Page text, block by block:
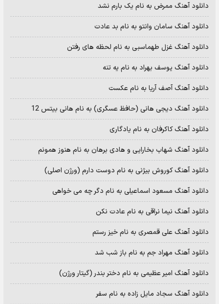
دانلود آهنگ ممرض به نام یک بارم نشد
دانلود آهنگ سامان وانتو به نام بد عادت
دانلود آهنگ غزل طهماسبی به نام لحظه های رفتن
دانلود آهنگ یوسف بهراد به نام یه تنه
دانلود آهنگ آصف آریا به نام عکست
دانلود آهنگ دیجی هانی (حافظ عسگری) به نام هانی بیتس 12
دانلود آهنگ کاکرفان به نام یادگاری
دانلود آهنگ شهاب بخارایی و هادی برهان به نام هنوز همونم
دانلود آهنگ کوروش بیژنی به نام دوست دارم (ورژن اصلی)
دانلود آهنگ مسعود اسماعیلی به نام دگر چه می خواهی
دانلود آهنگ نیما نراقی به نام عادت نکن
دانلود آهنگ علی قمصری به نام خیز رستم
دانلود آهنگ مهراد جم به نام باز شب شد
دانلود آهنگ امیر عظیمی به نام دختر بندر (گیتار ورژن)
دانلود آهنگ سجاد مایل زاده به نام سفر